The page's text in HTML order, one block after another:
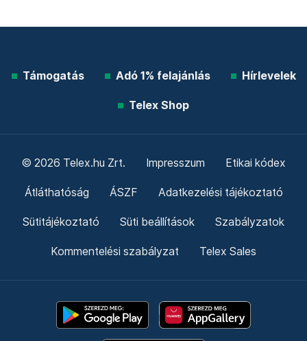
Támogatás Adó 1% felajánlás Hírlevelek
Telex Shop
© 2026 Telex.hu Zrt. Impresszum Etikai kódex
Átláthatóság ÁSZF Adatkezelési tájékoztató
Sütitájékoztató Süti beállítások Szabályzatok
Kommentelési szabályzat Telex Sales